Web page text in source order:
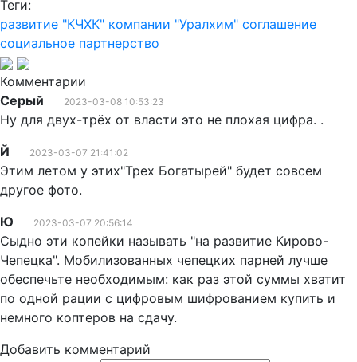
Теги:
развитие "КЧХК" компании "Уралхим" соглашение
социальное партнерство
Комментарии
Серый
2023-03-08 10:53:23
Ну для двух-трёх от власти это не плохая цифра. .
Й
2023-03-07 21:41:02
Этим летом у этих"Трех Богатырей" будет совсем
другое фото.
Ю
2023-03-07 20:56:14
Сыдно эти копейки называть "на развитие Кирово-
Чепецка". Мобилизованных чепецких парней лучше
обеспечьте необходимым: как раз этой суммы хватит
по одной рации с цифровым шифрованием купить и
немного коптеров на сдачу.
Добавить комментарий